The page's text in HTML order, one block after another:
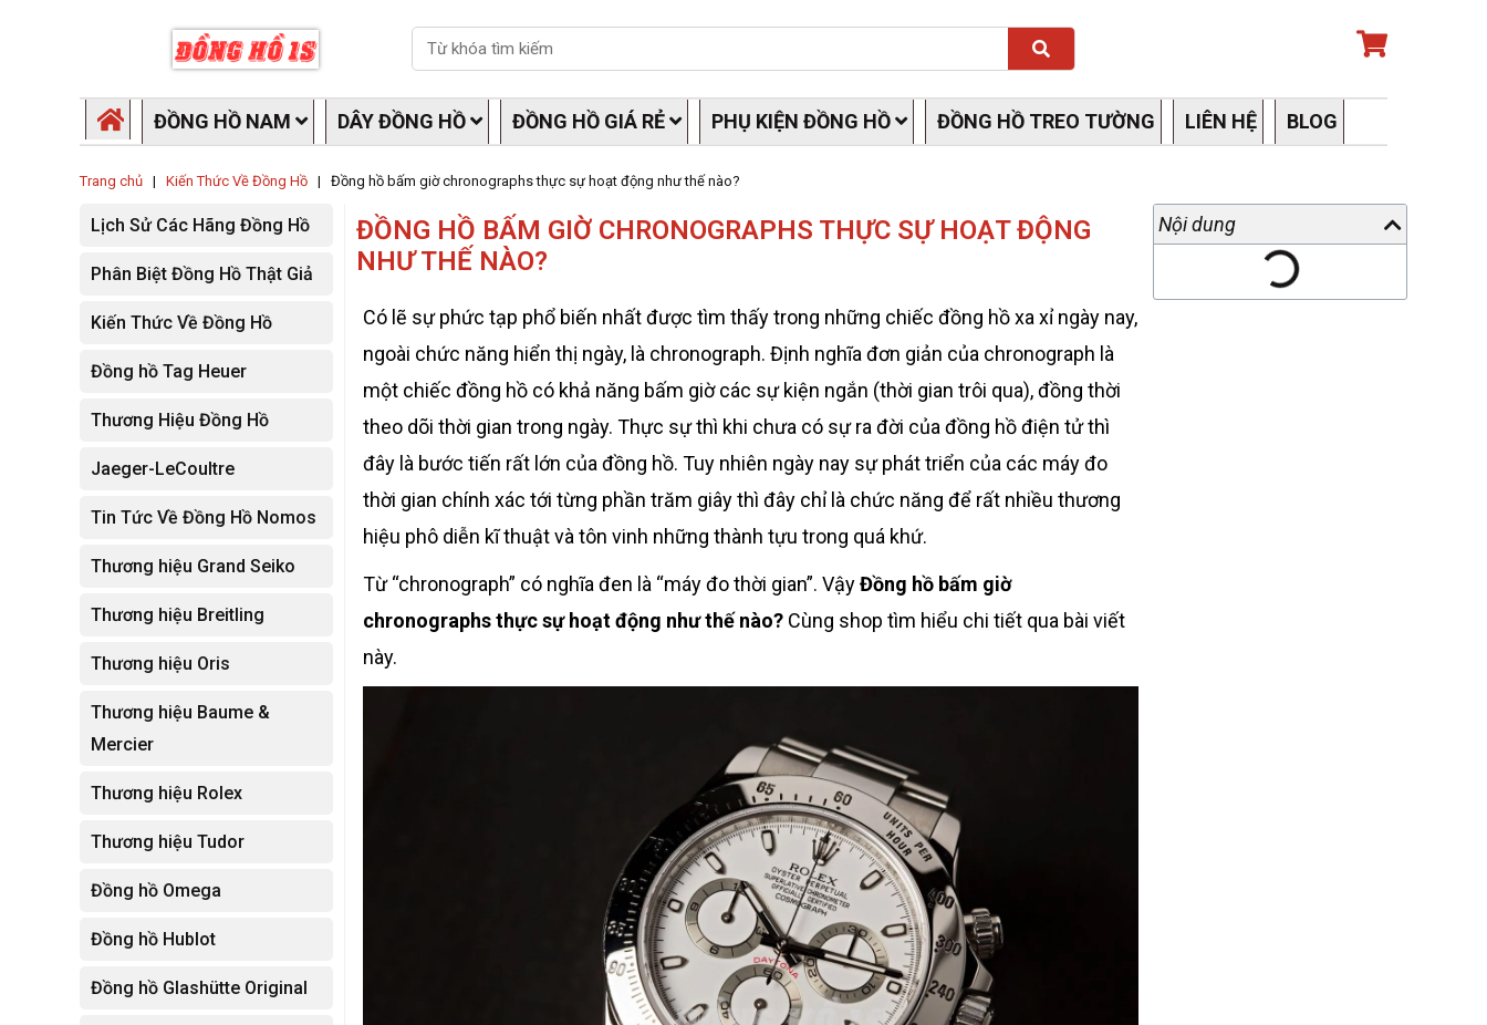
Search Search
ĐỒNG HỒ NAM DÂY ĐỒNG HỒ ĐỒNG HỒ GIÁ RẺ PHỤ KIỆN ĐỒNG HỒ ĐỒNG HỒ TREO TƯỜNG LIÊN HỆ BLOG
Trang chủ | Kiến Thức Về Đồng Hồ | Đồng hồ bấm giờ chronographs thực sự hoạt động như thế nào?
Lịch Sử Các Hãng Đồng Hồ
Phân Biệt Đồng Hồ Thật Giả
Kiến Thức Về Đồng Hồ
Đồng hồ Tag Heuer
Thương Hiệu Đồng Hồ
Jaeger-LeCoultre
Tin Tức Về Đồng Hồ Nomos
Thương hiệu Grand Seiko
Thương hiệu Breitling
Thương hiệu Oris
Thương hiệu Baume &
Mercier
Thương hiệu Rolex
Thương hiệu Tudor
Đồng hồ Omega
Đồng hồ Hublot
Đồng hồ Glashütte Original
ĐỒNG HỒ BẤM GIỜ CHRONOGRAPHS THỰC SỰ HOẠT ĐỘNG
NHƯ THẾ NÀO?
Có lẽ sự phức tạp phổ biến nhất được tìm thấy trong những chiếc đồng hồ xa xỉ ngày nay,
ngoài chức năng hiển thị ngày, là chronograph. Định nghĩa đơn giản của chronograph là
một chiếc đồng hồ có khả năng bấm giờ các sự kiện ngắn (thời gian trôi qua), đồng thời
theo dõi thời gian trong ngày. Thực sự thì khi chưa có sự ra đời của đồng hồ điện tử thì
đây là bước tiến rất lớn của đồng hồ. Tuy nhiên ngày nay sự phát triển của các máy đo
thời gian chính xác tới từng phần trăm giây thì đây chỉ là chức năng để rất nhiều thương
hiệu phô diễn kĩ thuật và tôn vinh những thành tựu trong quá khứ.
Từ “chronograph” có nghĩa đen là “máy đo thời gian”. VậyĐồng hồ bấm giờ
chronographs thực sự hoạt động như thế nào? Cùng shop tìm hiểu chi tiết qua bài viết
này.
Nội dung